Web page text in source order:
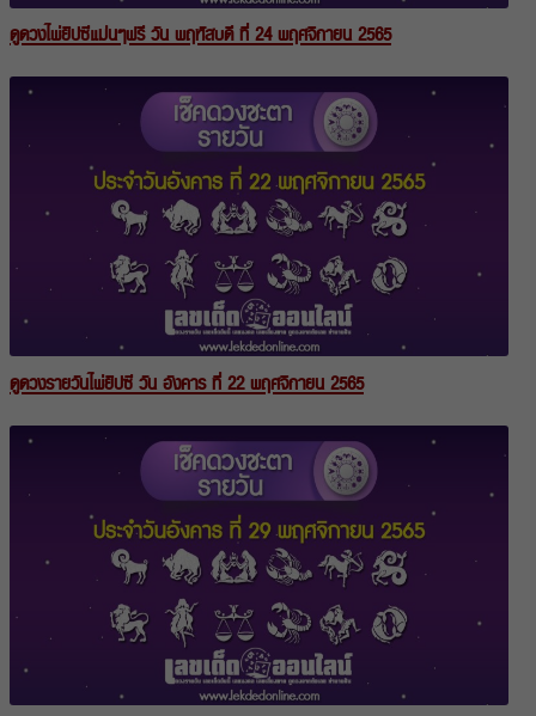
ดูดวงไพ่ยิปซีแม่นๆฟรี วัน พฤหัสบดี ที่ 24 พฤศจิกายน 2565
ดูดวงรายวันไพ่ยิปซี วัน อังคาร ที่ 22 พฤศจิกายน 2565